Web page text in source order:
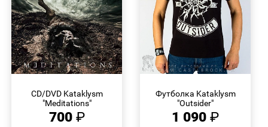
CD/DVD Kataklysm
"Meditations"
700 ₽
Футболка Kataklysm
"Outsider"
1 090 ₽